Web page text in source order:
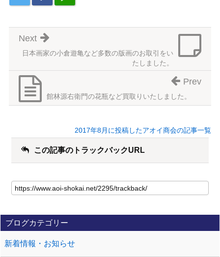
日本画家の小倉遊亀など多数の版画のお取引をい
たしました。
Next
館林源右衛門の花瓶など買取りいたしました。
Prev
2017年8月に投稿したアオイ商会の記事一覧
この記事のトラックバックURL
ブログカテゴリー
新着情報・お知らせ